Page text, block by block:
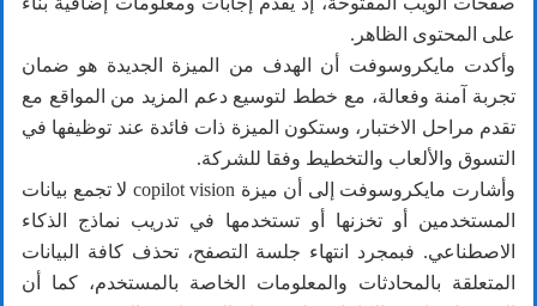
على المحتوى الظاهر.
وأكدت مايكروسوفت أن الهدف من الميزة الجديدة هو ضمان
تجربة آمنة وفعالة، مع خطط لتوسيع دعم المزيد من المواقع مع
تقدم مراحل الاختبار، وستكون الميزة ذات فائدة عند توظيفها في
التسوق والألعاب والتخطيط وفقا للشركة.
وأشارت مايكروسوفت إلى أن ميزة copilot vision لا تجمع بيانات
المستخدمين أو تخزنها أو تستخدمها في تدريب نماذج الذكاء
الاصطناعي. فبمجرد انتهاء جلسة التصفح، تحذف كافة البيانات
المتعلقة بالمحادثات والمعلومات الخاصة بالمستخدم، كما أن